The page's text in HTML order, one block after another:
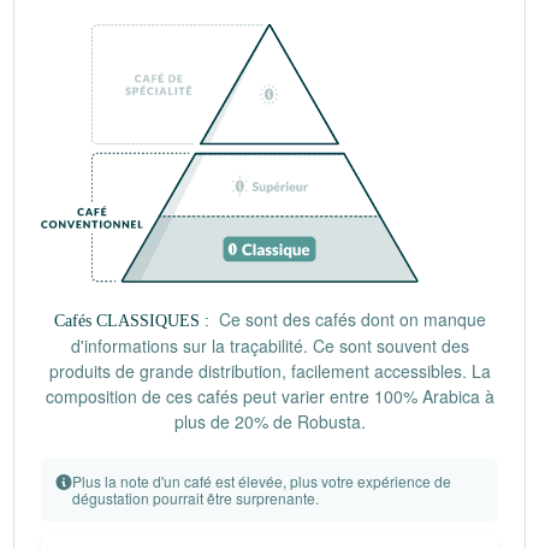
Cafés CLASSIQUES : Ce sont des cafés dont on manque
d'informations sur la traçabilité. Ce sont souvent des
produits de grande distribution, facilement accessibles. La
composition de ces cafés peut varier entre 100% Arabica à
plus de 20% de Robusta.
Plus la note d'un café est élevée, plus votre expérience de
dégustation pourrait être surprenante.